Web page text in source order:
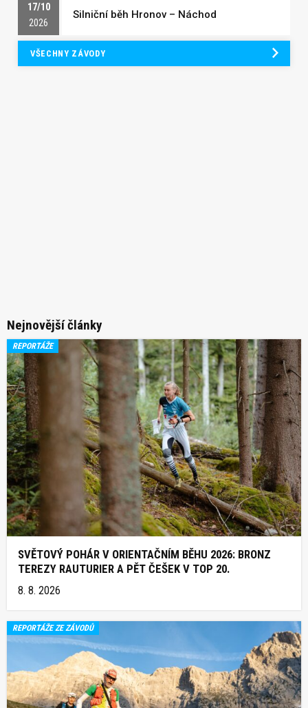
17/10
2026
Silniční běh Hronov – Náchod
VŠECHNY ZÁVODY
Nejnovější články
REPORTÁŽE
SVĚTOVÝ POHÁR V ORIENTAČNÍM BĚHU 2026: BRONZ
TEREZY RAUTURIER A PĚT ČEŠEK V TOP 20.
8. 8. 2026
REPORTÁŽE ZE ZÁVODŮ